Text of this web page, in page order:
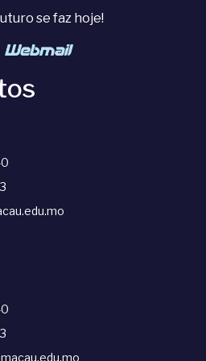
se faz hoje!